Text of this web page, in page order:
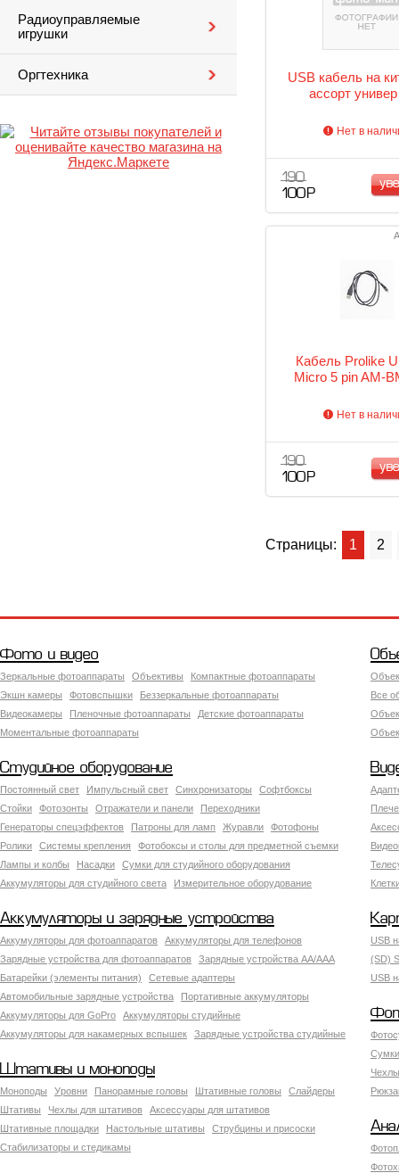
Радиоуправляемые
игрушки
Оргтехника
USB кабель на
ассорт
Нет в
190
100 Р
Кабель Prolike
Micro 5 pin AM-
Нет в
190
100 Р
Страницы: 1 2
Фото и видео
Зеркальные фотоаппараты Объективы
Компактные фотоаппараты
Экшн камеры
Фотовспышки
Беззеркальные фотоаппараты
Видеокамеры
Пленочные фотоаппараты
Детские фотоаппараты
Моментальные фотоаппараты
Все
Студийное оборудование
Постоянный свет Импульсный свет Синхронизаторы
Софтбоксы
Стойки
Фотозонты Отражатели и панели
Переходники
Генераторы спецэффектов
Патроны для ламп Журавли
Фотофоны
Ролики
Системы крепления
Фотобоксы и столы для предметной съемки
Лампы и колбы
Насадки
Сумки для студийного оборудования
Аккумуляторы для студийного света
Измерительное оборудование
Аккумуляторы и зарядные устройства
Аккумуляторы для фотоаппаратов
Аккумуляторы для телефонов
Зарядные устройства для фотоаппаратов
Зарядные устройства AA/AAA
Батарейки (элементы питания)
Сетевые адаптеры
Автомобильные зарядные устройства
Портативные аккумуляторы
Аккумуляторы для GoPro
Аккумуляторы студийные
Аккумуляторы для накамерных вспышек
Зарядные устройства студийные
USB
(SD)
USB
Штативы и моноподы
Моноподы Уровни Панорамные головы Штативные головы
Слайдеры
Штативы
Чехлы для штативов
Аксессуары для штативов
Штативные площадки
Настольные штативы
Струбцины и присоски
Стабилизаторы и стедикамы